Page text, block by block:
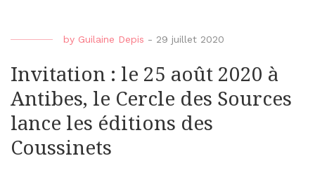
by Guilaine Depis - 29 juillet 2020
Invitation : le 25 août 2020 à
Antibes, le Cercle des Sources
lance les éditions des
Coussinets